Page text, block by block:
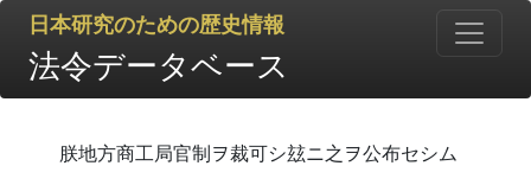
日本研究のための歴史情報
法令データベース
朕地方商工局官制ヲ裁可シ玆ニ之ヲ公布セシム